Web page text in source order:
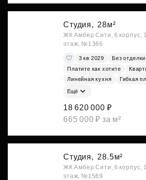
Студия, 28м²
ЖК Амбер Сити, 6 корпус,
этаж, №1366
3 кв 2029
Без отделки
Платите как хотите
Линейная кухня
Гибкая
Ещё
18 620 000 ₽
665 000 ₽ за м²
Студия, 28.5м²
ЖК Амбер Сити, 6 корпус,
этаж, №1569